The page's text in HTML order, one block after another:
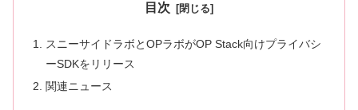
目次
スニーサイドラボとOPラボがOP Stack向けプライバシ
ーSDKをリリース
関連ニュース